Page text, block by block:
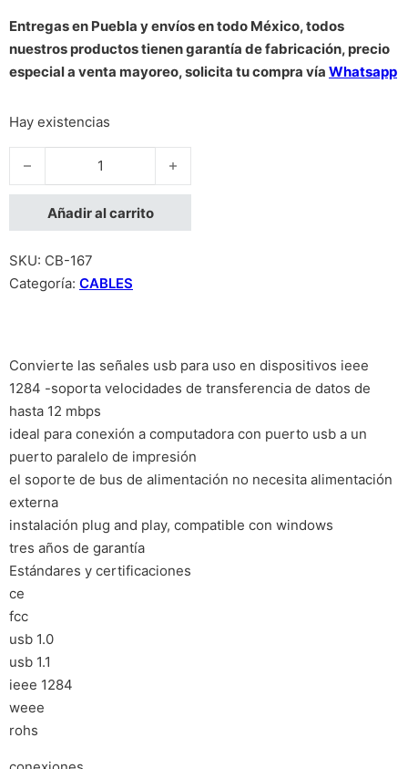
Entregas en Puebla y envíos en todo México, todos
nuestros productos tienen garantía de fabricación, precio
especial a venta mayoreo, solicita tu compra vía Whatsapp
Hay existencias
CABLE CONVERTIDOR MANHATTAN USB A PARALELO 1.8M
Añadir al carrito
SKU: CB-167
Categoría: CABLES
Convierte las señales usb para uso en dispositivos ieee
1284 -soporta velocidades de transferencia de datos de
hasta 12 mbps
ideal para conexión a computadora con puerto usb a un
puerto paralelo de impresión
el soporte de bus de alimentación no necesita alimentación
externa
instalación plug and play, compatible con windows
tres años de garantía
Estándares y certificaciones
ce
fcc
usb 1.0
usb 1.1
ieee 1284
weee
rohs